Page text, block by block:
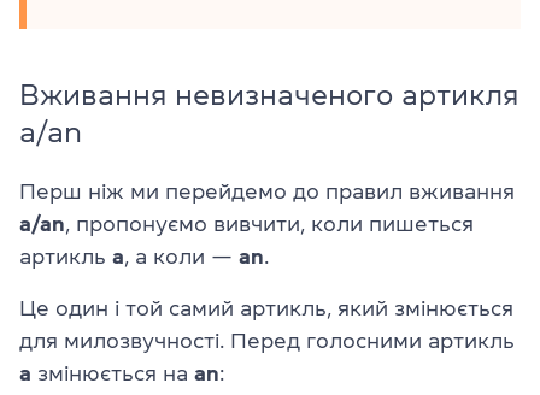
Вживання невизначеного артикля
a/an
Перш ніж ми перейдемо до правил вживання
a/an, пропонуємо вивчити, коли пишеться
артикль а, а коли — an.
Це один і той самий артикль, який змінюється
для милозвучності. Перед голосними артикль
а змінюється на an: